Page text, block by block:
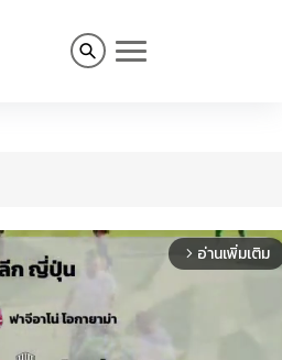
arrow_forward_ios อ่านเพิ่มเติม